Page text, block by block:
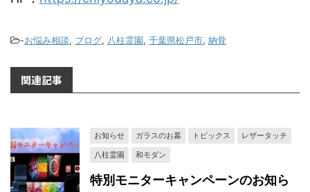
-お悩み相談, ブログ, 八柱霊園, 千葉県松戸市, 納骨
関連記事
お知らせ ガラスのお墓 トピックス
レザータッチ
八柱霊園
和モダン
特別モニターキャンペーンのお知ら